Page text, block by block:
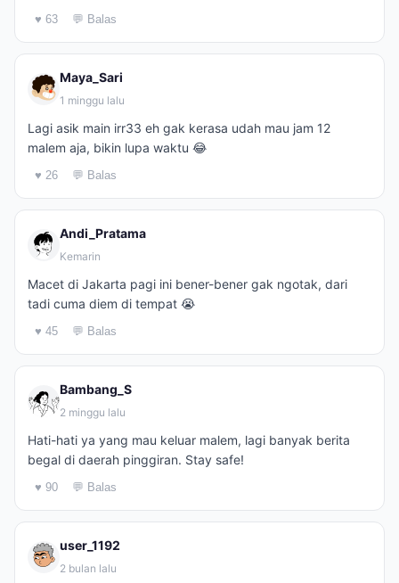
♥ 63 💬 Balas
Maya_Sari
1 minggu lalu
Lagi asik main irr33 eh gak kerasa udah mau jam 12
malem aja, bikin lupa waktu 😂
♥ 26 💬 Balas
Andi_Pratama
Kemarin
Macet di Jakarta pagi ini bener-bener gak ngotak, dari
tadi cuma diem di tempat 😭
♥ 45 💬 Balas
Bambang_S
2 minggu lalu
Hati-hati ya yang mau keluar malem, lagi banyak berita
begal di daerah pinggiran. Stay safe!
♥ 90 💬 Balas
user_1192
2 bulan lalu